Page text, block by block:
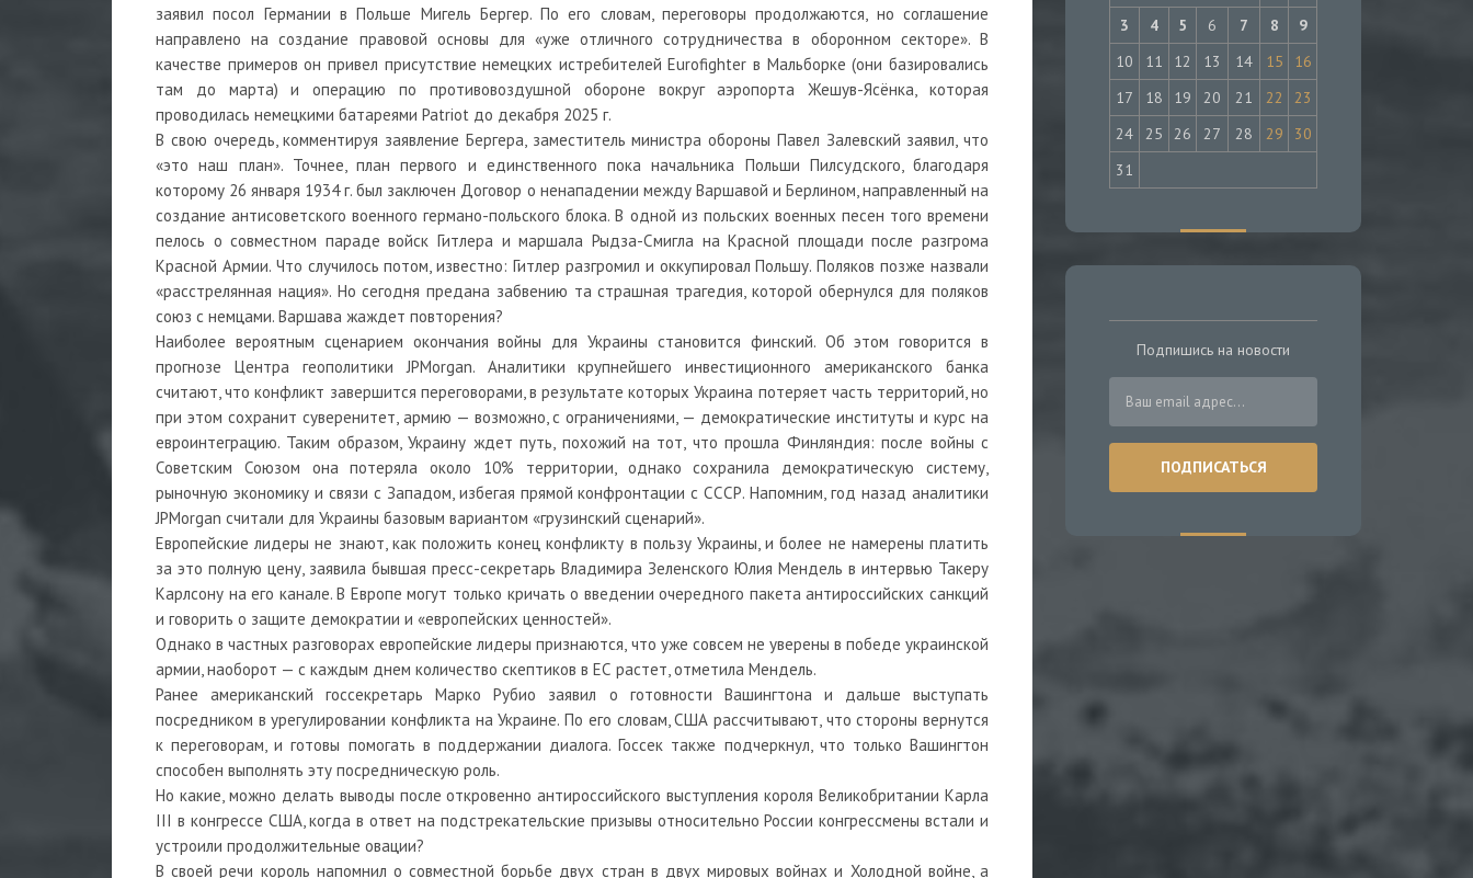
заявил посол Германии в Польше Мигель Бергер. По его словам, переговоры продолжаются, но соглашение
направлено на создание правовой основы для «уже отличного сотрудничества в оборонном секторе». В
качестве примеров он привел присутствие немецких истребителей Eurofighter в Мальборке (они базировались
там до марта) и операцию по противовоздушной обороне вокруг аэропорта Жешув-Ясёнка, которая
проводилась немецкими батареями Patriot до декабря 2025 г.
В свою очередь, комментируя заявление Бергера, заместитель министра обороны Павел Залевский заявил, что
«это наш план». Точнее, план первого и единственного пока начальника Польши Пилсудского, благодаря
которому 26 января 1934 г. был заключен Договор о ненападении между Варшавой и Берлином, направленный на
создание антисоветского военного германо-польского блока. В одной из польских военных песен того времени
пелось о совместном параде войск Гитлера и маршала Рыдза-Смигла на Красной площади после разгрома
Красной Армии. Что случилось потом, известно: Гитлер разгромил и оккупировал Польшу. Поляков позже назвали
«расстрелянная нация». Но сегодня предана забвению та страшная трагедия, которой обернулся для поляков
союз с немцами. Варшава жаждет повторения?
Наиболее вероятным сценарием окончания войны для Украины становится финский. Об этом говорится в
прогнозе Центра геополитики JPMorgan. Аналитики крупнейшего инвестиционного американского банка
считают, что конфликт завершится переговорами, в результате которых Украина потеряет часть территорий, но
при этом сохранит суверенитет, армию — возможно, с ограничениями, — демократические институты и курс на
евроинтеграцию. Таким образом, Украину ждет путь, похожий на тот, что прошла Финляндия: после войны с
Советским Союзом она потеряла около 10% территории, однако сохранила демократическую систему,
рыночную экономику и связи с Западом, избегая прямой конфронтации с СССР. Напомним, год назад аналитики
JPMorgan считали для Украины базовым вариантом «грузинский сценарий».
Европейские лидеры не знают, как положить конец конфликту в пользу Украины, и более не намерены платить
за это полную цену, заявила бывшая пресс-секретарь Владимира Зеленского Юлия Мендель в интервью Такеру
Карлсону на его канале. В Европе могут только кричать о введении очередного пакета антироссийских санкций
и говорить о защите демократии и «европейских ценностей».
Однако в частных разговорах европейские лидеры признаются, что уже совсем не уверены в победе украинской
армии, наоборот — с каждым днем количество скептиков в ЕС растет, отметила Мендель.
Ранее американский госсекретарь Марко Рубио заявил о готовности Вашингтона и дальше выступать
посредником в урегулировании конфликта на Украине. По его словам, США рассчитывают, что стороны вернутся
к переговорам, и готовы помогать в поддержании диалога. Госсек также подчеркнул, что только Вашингтон
способен выполнять эту посредническую роль.
Но какие, можно делать выводы после откровенно антироссийского выступления короля Великобритании Карла
III в конгрессе США, когда в ответ на подстрекательские призывы относительно России конгрессмены встали и
устроили продолжительные овации?
В своей речи король напомнил о совместной борьбе двух стран в двух мировых войнах и Холодной войне, а
3
4 5 6 7 8
9
10
11 12 13 14 15
16
17
18 19 20 21 22
23
24
25 26 27 28 29
30
31
Подпишись на новости